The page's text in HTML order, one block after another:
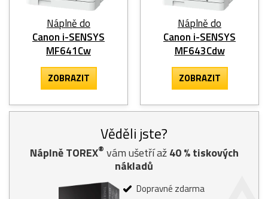
Náplně do
Canon i-SENSYS
MF641Cw
ZOBRAZIT
Náplně do
Canon i-SENSYS
MF643Cdw
ZOBRAZIT
Věděli jste?
Náplně TOREX® vám ušetří až40% tiskových
nákladů
Dopravné zdarma